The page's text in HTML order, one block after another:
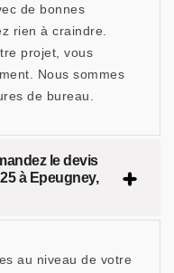
de bonnes
rien à craindre.
projet, vous
Nous sommes
de bureau.
le devis
à Epeugney,
au niveau de votre